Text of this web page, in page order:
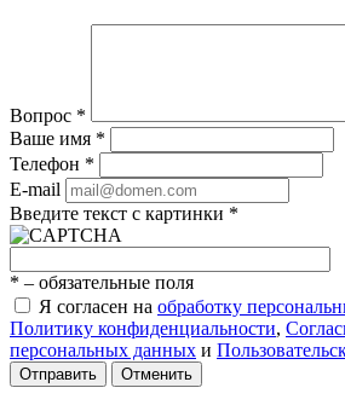
Вопрос *
Ваше имя *
Телефон *
E-mail
Введите текст с картинки *
* – обязательные поля
Я согласен на обработку
Политику конфиденциальности,
персональных данных и
Отправить Отменить